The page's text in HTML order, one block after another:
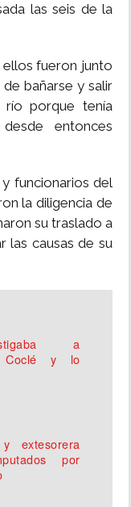
las seis de la
ellos fueron junto
bañarse y salir
río porque tenía
entonces
funcionarios del
la diligencia de
su traslado a
las causas de su
a
Coclé y lo
y extesorera
por